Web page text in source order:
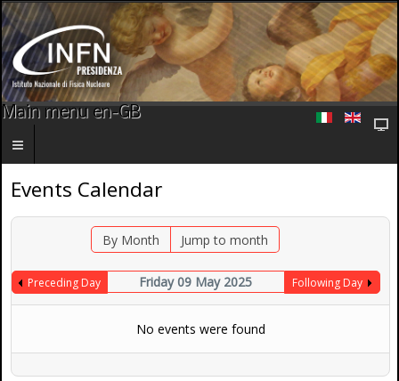
Main menu en-GB
Events Calendar
By Month Jump to month
Preceding Day Friday 09 May 2025 Following Day
No events were found